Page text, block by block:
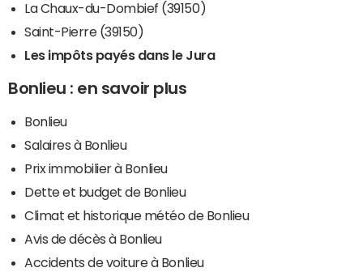
La Chaux-du-Dombief (39150)
Saint-Pierre (39150)
Les impôts payés dans le Jura
Bonlieu : en savoir plus
Bonlieu
Salaires à Bonlieu
Prix immobilier à Bonlieu
Dette et budget de Bonlieu
Climat et historique météo de Bonlieu
Avis de décès à Bonlieu
Accidents de voiture à Bonlieu